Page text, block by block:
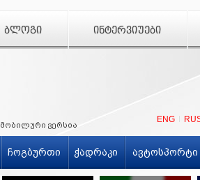
ᲑᲚᲝᲒᲘ ᲘᲜᲢᲔᲠᲕᲘᲣᲔᲑᲘ
ENG
მობილური ვერსია
ჩოგბურთი ჭადრაკი ავტოსპორტი